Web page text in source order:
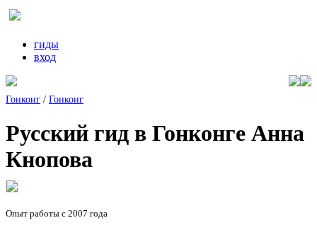
гиды
вход
Гонконг / Гонконг
Русский гид в Гонконге Анна
Кнопова
Опыт работы с 2007 года